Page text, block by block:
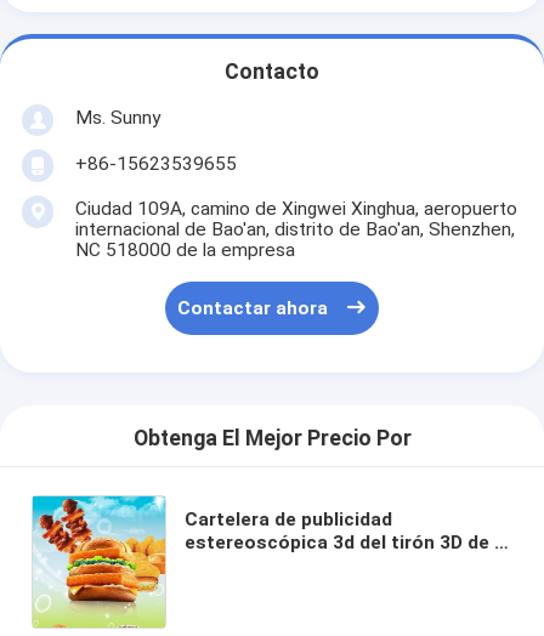
Contacto
Ms. Sunny
+86-15623539655
Ciudad 109A, camino de Xingwei Xinghua, aeropuerto
internacional de Bao'an, distrito de Bao'an, Shenzhen,
NC 518000 de la empresa
Contactar ahora
Obtenga El Mejor Precio Por
Cartelera de publicidad
estereoscópica 3d del tirón 3D de la